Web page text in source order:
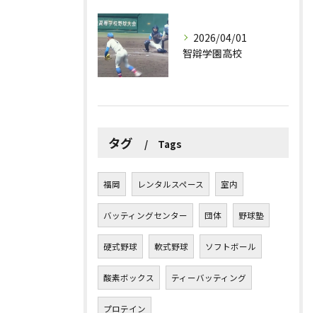
2026/04/01
智辯学園高校
タグ Tags
福岡 レンタルスペース 室内
バッティングセンター 団体 野球塾
硬式野球 軟式野球 ソフトボール
酸素ボックス ティーバッティング
プロテイン